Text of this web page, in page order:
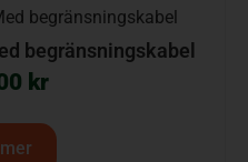
begränsningskabel
kr